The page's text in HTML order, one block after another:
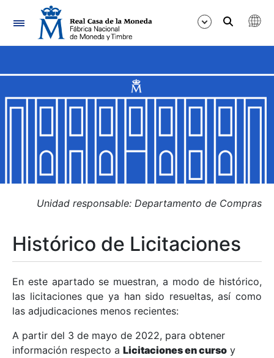
Navegación
Mostrar/Ocultar
Mostrar/Ocultar
Mostrar/Ocultar
Mostrar/Ocultar
Mostrar/Ocultar
Mostrar/Ocultar
Unidad responsable: Departamento de Compras
Histórico de Licitaciones
En este apartado se muestran, a modo de histórico,
las licitaciones que ya han sido resueltas, así como
las adjudicaciones menos recientes:
A partir del 3 de mayo de 2022, para obtener
información respecto a Licitaciones en curso y